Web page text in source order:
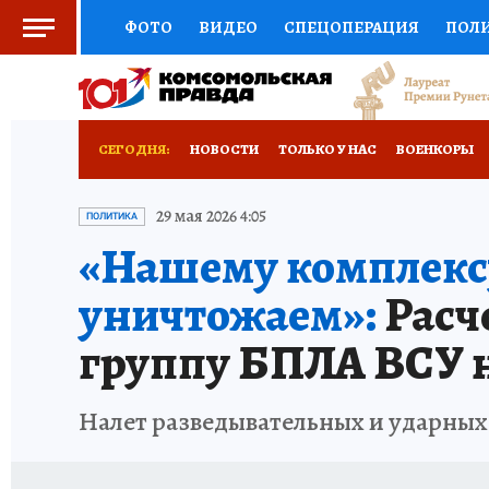
ФОТО ВИДЕО СПЕЦОПЕРАЦИЯ
СОЦПОДДЕРЖКА НАУКА СПОРТ
РЕКЛАМА ТЕСТЫ НОВОЕ
СЕГОДНЯ: НОВОСТИ ТОЛЬКО У НАС ВОЕНКОРЫ
ИСПЫТАНО НА СЕБЕ
ПОЛИТИКА 29 мая 2026 4:05
«Нашему
уничтожаем»:
группу БПЛА ВСУ
Налет разведывательных и